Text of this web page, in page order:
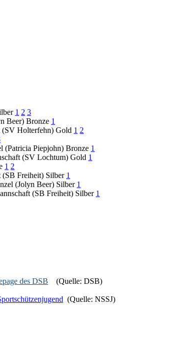
1 2 3
Beer) Bronze 1
(SV Holterfehn) Gold 1 2
(Patricia Piepjohn) Bronze 1
(SV Lochtum) Gold 1
1 2
Freiheit) Silber 1
(Jolyn Beer) Silber 1
(SB Freiheit) Silber 1
des DSB
(Quelle: DSB)
(Quelle: NSSJ)